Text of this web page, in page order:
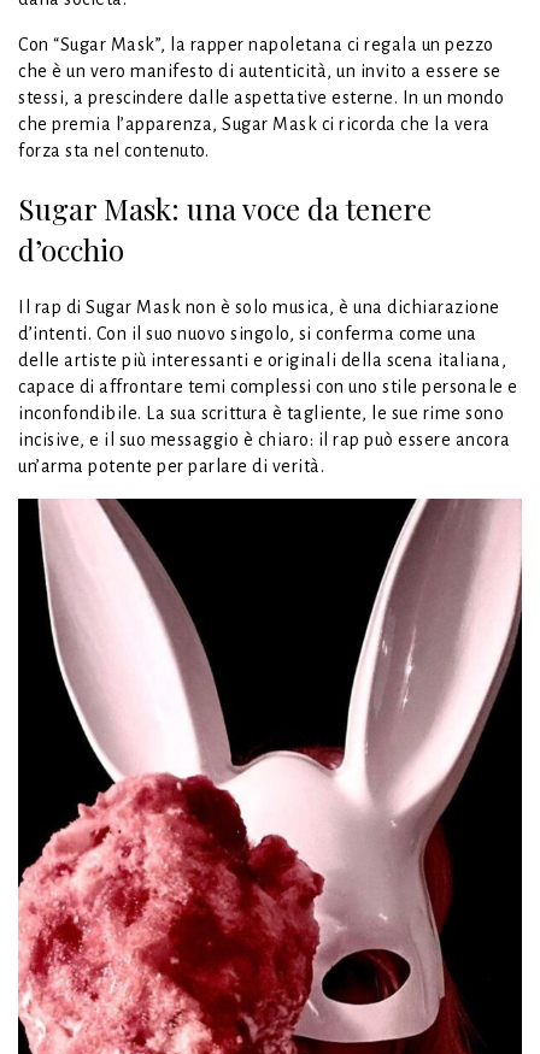
Con “Sugar Mask”, la rapper napoletana ci regala un pezzo
che è un vero manifesto di autenticità, un invito a essere se
stessi, a prescindere dalle aspettative esterne. In un mondo
che premia l’apparenza, Sugar Mask ci ricorda che la vera
forza sta nel contenuto.
Sugar Mask: una voce da tenere
d’occhio
Il rap di Sugar Mask non è solo musica, è una dichiarazione
d’intenti. Con il suo nuovo singolo, si conferma come una
delle artiste più interessanti e originali della scena italiana,
capace di affrontare temi complessi con uno stile personale e
inconfondibile. La sua scrittura è tagliente, le sue rime sono
incisive, e il suo messaggio è chiaro: il rap può essere ancora
un’arma potente per parlare di verità.